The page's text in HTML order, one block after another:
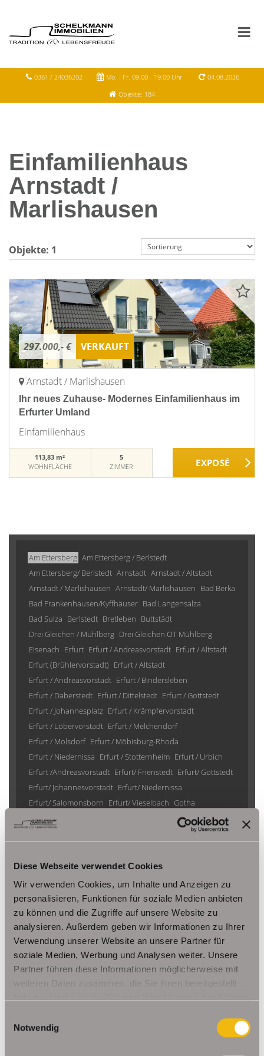
Diese Webseite verwendet Cookies
Wir verwenden Cookies, um Inhalte und Anzeigen zu
personalisieren, Funktionen für soziale Medien anbieten
zu können und die Zugriffe auf unsere Website zu
analysieren. Außerdem geben wir Informationen zu Ihrer
Verwendung unserer Website an unsere Partner für
soziale Medien, Werbung und Analysen weiter. Unsere
Partner führen diese Informationen möglicherweise mit
weiteren Daten zusammen, die Sie ihnen bereitgestellt
Notwendig
0361 / 24036202 Mo. - Fr. 09.00 - 19.00 Uhr
04.08.2026
Objekte: 184
Einfamilienhaus
Arnstadt /
Marlishausen
Objekte: 1
297.000,- € VERKAUFT
Arnstadt / Marlishausen
Ihr neues Zuhause- Modernes Einfamilienhaus im
Erfurter Umland
Einfamilienhaus
113,83 m²
WOHNFLÄCHE
5
ZIMMER
Am Ettersberg Am Ettersberg / Berlstedt
Am Ettersberg/ Berlstedt Arnstadt Arnstadt / Altstadt
Arnstadt / Marlishausen Arnstadt/ Marlishausen Bad Berka
Bad Frankenhausen/Kyffhäuser Bad Langensalza
Bad Sulza Berlstedt Bretleben Buttstädt
Drei Gleichen / Mühlberg Drei Gleichen OT Mühlberg
Eisenach Erfurt Erfurt / Andreasvorstadt Erfurt / Altstadt
Erfurt (Brühlervorstadt) Erfurt / Altstadt
Erfurt / Andreasvorstadt Erfurt / Bindersleben
Erfurt / Daberstedt Erfurt / Dittelstedt Erfurt / Gottstedt
Erfurt / Johannesplatz Erfurt / Krämpfervorstadt
Erfurt / Löbervorstadt Erfurt / Melchendorf
Erfurt / Molsdorf Erfurt / Möbisburg-Rhoda
Erfurt / Niedernissa Erfurt / Stotternheim Erfurt / Urbich
Erfurt /Andreasvorstadt Erfurt/ Frienstedt Erfurt/ Gottstedt
Erfurt/ Johannesvorstadt Erfurt/ Niedernissa
Erfurt/ Salomonsborn Erfurt/ Vieselbach Gotha
Grammetal
Gräfenhain/ Ohrdruf Haina
Nesse- Apfelstädt / Kornhochheim Nohra
Riethnordhausen
Ruhla
Saalfeld/Saale / Remschütz Steinbach-Hallenberg/ Viernau
Tonna / Gräfentonna Udestedt
Unstrut- Hainich /Großengottern Weimar / Legefeld
Immo Am Ettersberg Haus Am Ettersberg Häuser Am Ettersberg
kaufen Am Ettersberg
Immobilie Am Ettersberg
Immobilien Am
Ettersberg Einfamilienhaus Am Ettersberg Einfamilienhäuser Am